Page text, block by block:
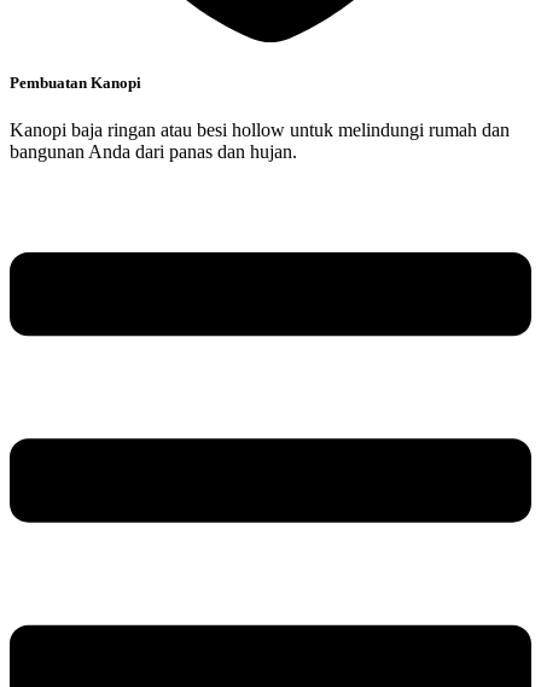
Pembuatan Kanopi
Kanopi baja ringan atau besi hollow untuk melindungi rumah dan
bangunan Anda dari panas dan hujan.